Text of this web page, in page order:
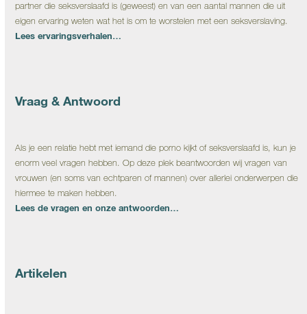
partner die seksverslaafd is (geweest) en van een aantal mannen die uit
eigen ervaring weten wat het is om te worstelen met een seksverslaving.
Lees ervaringsverhalen…
Vraag & Antwoord
Als je een relatie hebt met iemand die porno kijkt of seksverslaafd is, kun je
enorm veel vragen hebben. Op deze plek beantwoorden wij vragen van
vrouwen (en soms van echtparen of mannen) over allerlei onderwerpen die
hiermee te maken hebben.
Lees de vragen en onze antwoorden…
Artikelen